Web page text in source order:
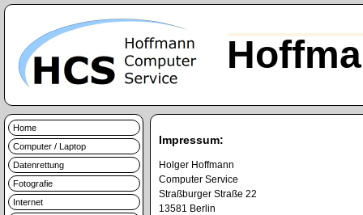
Home
Computer / Laptop
Datenrettung
Fotografie
Internet
Impressum:
Holger Hoffmann
Computer Service
Straßburger Straße 22
13581 Berlin